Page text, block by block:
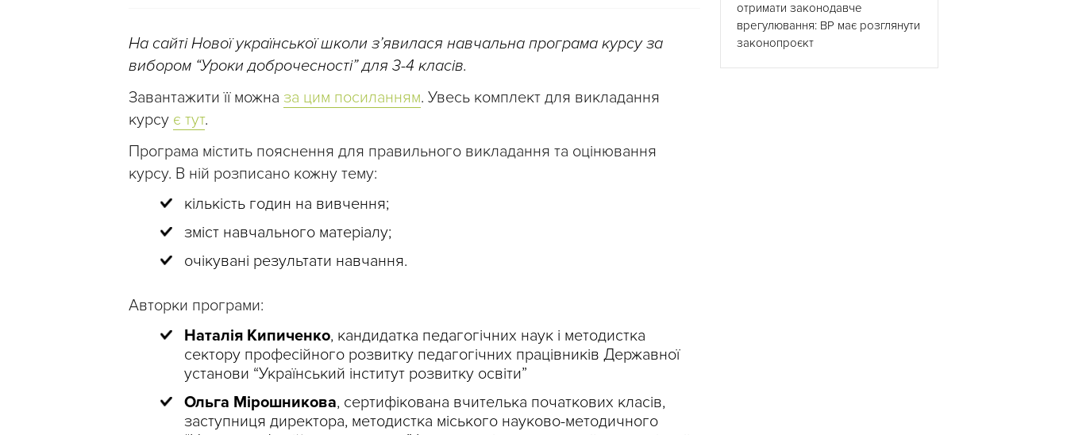
На сайті Нової української школи з’явилася навчальна програма курсу за
вибором “Уроки доброчесності” для 3-4 класів.
Завантажити її можна за цим посиланням. Увесь комплект для викладання
курсу є тут.
Програма містить пояснення для правильного викладання та оцінювання
курсу. В ній розписано кожну тему:
кількість годин на вивчення;
зміст навчального матеріалу;
очікувані результати навчання.
Авторки програми:
Наталія Кипиченко, кандидатка педагогічних наук і методистка
сектору професійного розвитку педагогічних працівників Державної
установи “Український інститут розвитку освіти”
Ольга Мірошникова, сертифікована вчителька початкових класів,
заступниця директора, методистка міського науково-методичного
отримати законодавче
врегулювання: ВР має розглянути
законопроєкт